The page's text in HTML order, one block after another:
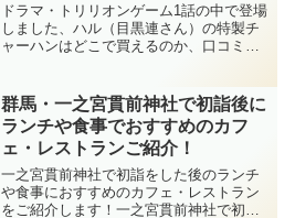
ドラマ・トリリオンゲーム1話の中で登場
しました、ハル（目黒連さん）の特製チ
ャーハンはどこで買えるのか、口コミは
ために作った大盛りのチャーハン、劇中
のガクは辛いと言って
群馬・一之宮貫前神社で初詣後に
ランチや食事でおすすめのカフ
ェ・レストランご紹介！
一之宮貫前神社で初詣をした後のランチ
や食事におすすめのカフェ・レストラン
をご紹介します！一之宮貫前神社で初詣